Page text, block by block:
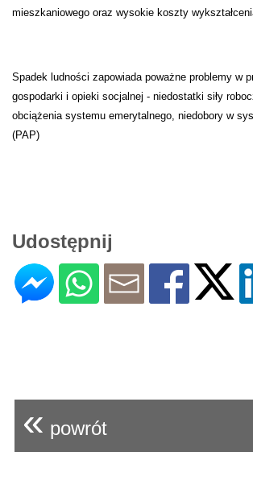
mieszkaniowego oraz wysokie koszty
Spadek ludności zapowiada poważne problemy w
gospodarki i opieki socjalnej - niedostatki siły
obciążenia systemu emerytalnego, niedobory w
(PAP)
Udostępnij
« powrót